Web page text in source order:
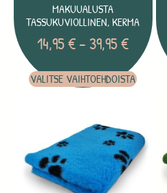
MAKUUALUSTA
TASSUKUVIOLLINEN, KERMA
14,95€– 39,95€
VALITSE VAIHTOEHDOISTA